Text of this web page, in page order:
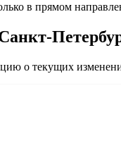
в прямом
о текущих